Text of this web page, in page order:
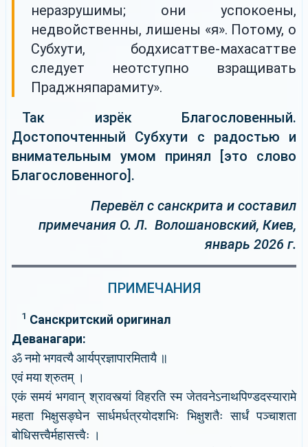
неразрушимы; они успокоены,
недвойственны, лишены «я». Потому, о
Субхути, бодхисаттве-махасаттве
следует неотступно взращивать
Праджняпарамиту».
Так изрёк Благословенный.
Достопочтенный Субхути с радостью и
внимательным умом принял [это слово
Благословенного].
Перевёл с санскрита и составил
примечания О. Л. Волошановский, Киев,
январь 2026 г.
ПРИМЕЧАНИЯ
1 Санскритский оригинал
Деванагари:
ॐ नमो भगवत्यै आर्यप्रज्ञापारमितायै ॥
एवं मया श्रुतम् ।
एकं समयं भगवान् श्रावस्त्यां विहरति स्म जेतवनेऽनाथपिण्डदस्यारामे
महता भिक्षुसङ्घेन सार्धमर्धत्रयोदशभिः भिक्षुशतैः सार्धं पञ्चाशता
बोधिसत्त्वैर्महासत्त्वैः ।